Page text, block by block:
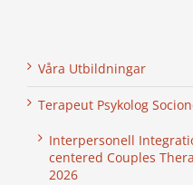
Våra Utbildningar
Terapeut Psykolog
Interpersonell
centered Couples
2026